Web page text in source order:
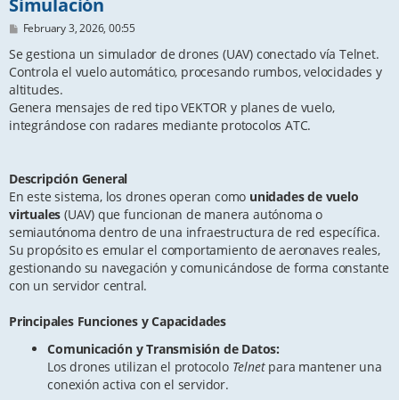
P
s
February 3, 2026, 00:55
Se gestiona un simulador de drones (UAV) conectado vía Telnet.
Controla el vuelo automático, procesando rumbos, velocidades y
altitudes.
Genera mensajes de red tipo VEKTOR y planes de vuelo,
integrándose con radares mediante protocolos ATC.
Descripción General
En este sistema, los drones operan como unidades de vuelo
virtuales (UAV) que funcionan de manera autónoma o
semiautónoma dentro de una infraestructura de red específica.
Su propósito es emular el comportamiento de aeronaves reales,
gestionando su navegación y comunicándose de forma constante
con un servidor central.
Principales Funciones y Capacidades
Comunicación y Transmisión de Datos:
Los drones utilizan el protocolo Telnetpara mantener una
conexión activa con el servidor.